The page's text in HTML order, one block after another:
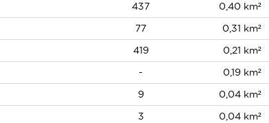
437 0,40 km²
77 0,31 km²
419 0,21 km²
- 0,19 km²
9 0,04 km²
3 0,04 km²